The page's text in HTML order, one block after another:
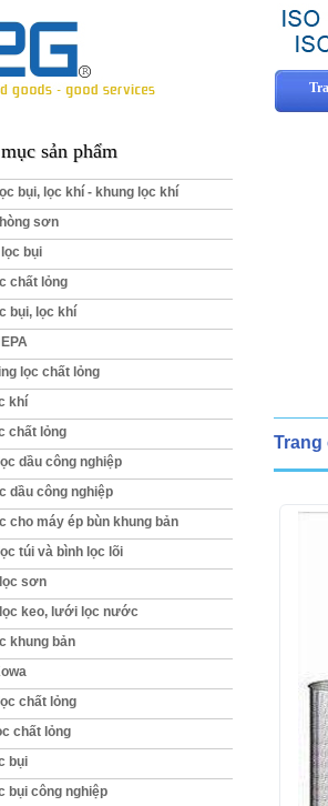
sản phẩm
bụi, lọc khí - khung lọc khí
sơn
bụi
chất lỏng
bụi, lọc khí
lọc chất lỏng
khí
chất lỏng
dầu công nghiệp
dầu công nghiệp
cho máy ép bùn khung bản
túi và bình lọc lõi
sơn
keo, lưới lọc nước
khung bản
chất lỏng
chất lỏng
bụi
bụi công nghiệp
Trang